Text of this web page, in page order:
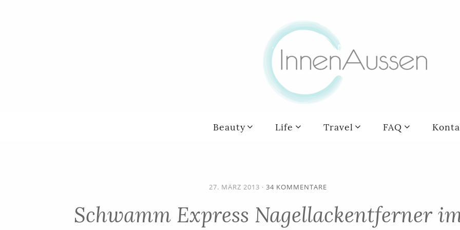
Beauty Life Travel FAQ
27. MÄRZ 2013 · 34 KOMMENTARE
Schwamm Express Nagellackentferner